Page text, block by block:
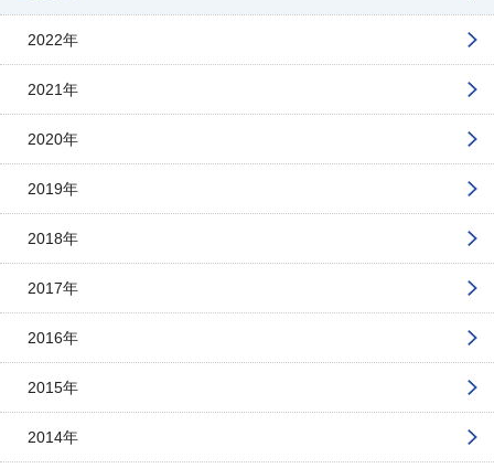
2022年
2021年
2020年
2019年
2018年
2017年
2016年
2015年
2014年